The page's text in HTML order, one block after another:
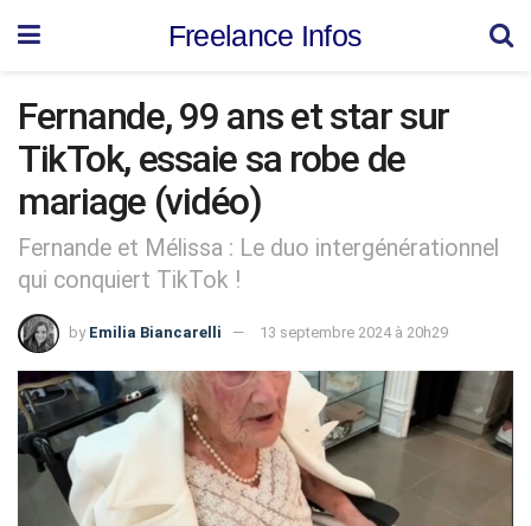
Freelance Infos
Fernande, 99 ans et star sur
TikTok, essaie sa robe de
mariage (vidéo)
Fernande et Mélissa : Le duo intergénérationnel
qui conquiert TikTok !
by Emilia Biancarelli 13 septembre 2024 à 20h29